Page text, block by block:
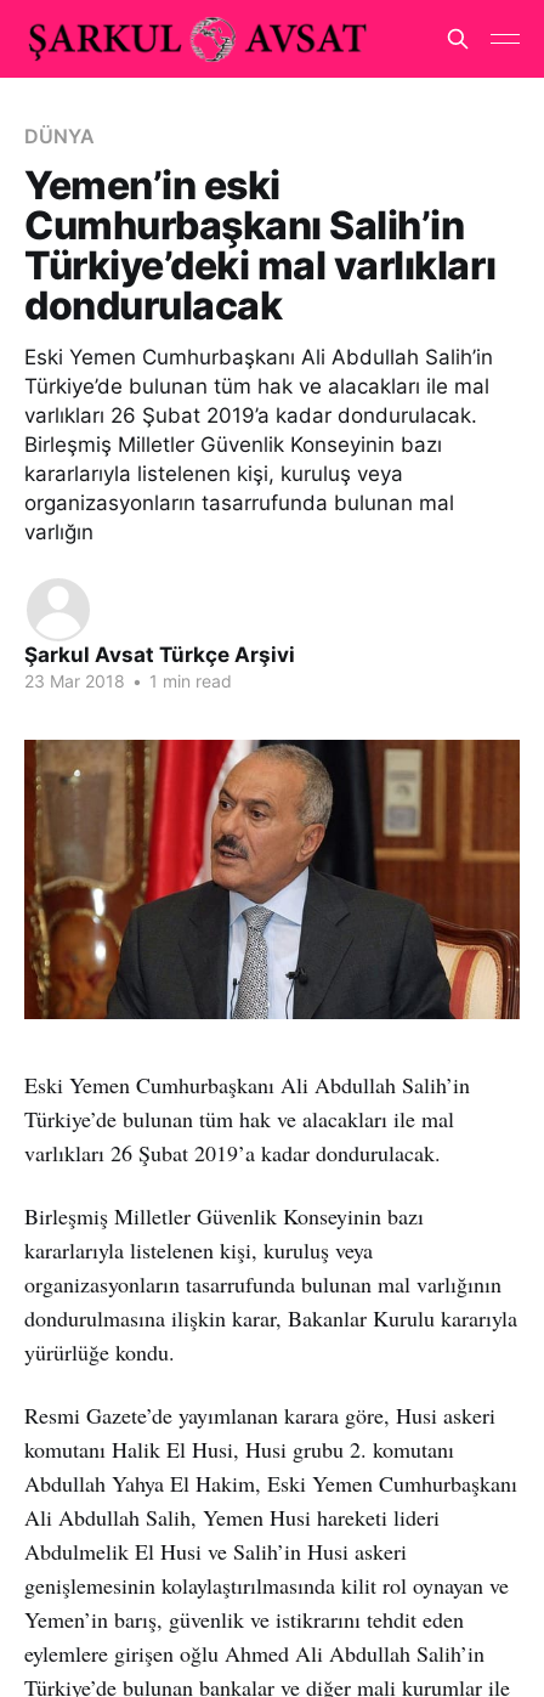
DÜNYA
Yemen’in eski
Cumhurbaşkanı Salih’in
Türkiye’deki mal varlıkları
dondurulacak
Eski Yemen Cumhurbaşkanı Ali Abdullah Salih’in
Türkiye’de bulunan tüm hak ve alacakları ile mal
varlıkları 26 Şubat 2019’a kadar dondurulacak.
Birleşmiş Milletler Güvenlik Konseyinin bazı
kararlarıyla listelenen kişi, kuruluş veya
organizasyonların tasarrufunda bulunan mal
varlığın
Şarkul Avsat Türkçe Arşivi
23 Mar 2018 • 1 min read
Eski Yemen Cumhurbaşkanı Ali Abdullah Salih’in
Türkiye’de bulunan tüm hak ve alacakları ile mal
varlıkları 26 Şubat 2019’a kadar dondurulacak.
Birleşmiş Milletler Güvenlik Konseyinin bazı
kararlarıyla listelenen kişi, kuruluş veya
organizasyonların tasarrufunda bulunan mal varlığının
dondurulmasına ilişkin karar, Bakanlar Kurulu kararıyla
yürürlüğe kondu.
Resmi Gazete’de yayımlanan karara göre, Husi askeri
komutanı Halik El Husi, Husi grubu 2. komutanı
Abdullah Yahya El Hakim, Eski Yemen Cumhurbaşkanı
Ali Abdullah Salih, Yemen Husi hareketi lideri
Abdulmelik El Husi ve Salih’in Husi askeri
genişlemesinin kolaylaştırılmasında kilit rol oynayan ve
Yemen’in barış, güvenlik ve istikrarını tehdit eden
eylemlere girişen oğlu Ahmed Ali Abdullah Salih’in
Türkiye’de bulunan bankalar ve diğer mali kurumlar ile